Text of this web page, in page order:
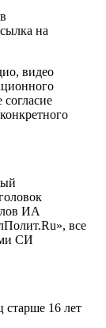
на
видео
согласие
ИА
все
СИ
старше 16 лет